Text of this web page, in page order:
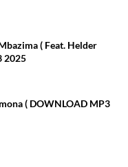
( Feat. Helder
2025
( DOWNLOAD MP3